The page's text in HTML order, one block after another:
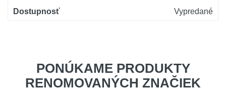
Dostupnosť
Vypredané
PONÚKAME PRODUKTY
RENOMOVANÝCH ZNAČIEK